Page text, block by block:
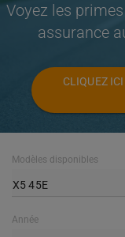
Voyez les
assurance
CLIQUEZ
Modèles disponibles
X5 45E
Année